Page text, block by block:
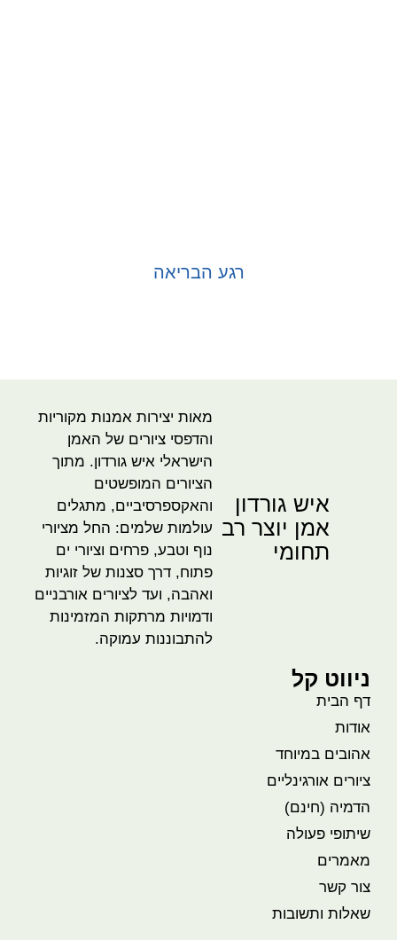
רגע הבריאה
איש גורדון
אמן יוצר רב
תחומי
מאות יצירות אמנות מקוריות
והדפסי ציורים של האמן
הישראלי איש גורדון. מתוך
הציורים המופשטים
והאקספרסיביים, מתגלים
עולמות שלמים: החל מציורי
נוף וטבע, פרחים וציורי ים
פתוח, דרך סצנות של זוגיות
ואהבה, ועד לציורים אורבניים
ודמויות מרתקות המזמינות
להתבוננות עמוקה.
ניווט קל
דף הבית
אודות
אהובים במיוחד
ציורים אורגינליים
הדמיה (חינם)
שיתופי פעולה
מאמרים
צור קשר
שאלות ותשובות